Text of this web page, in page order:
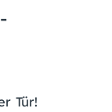
Tür!